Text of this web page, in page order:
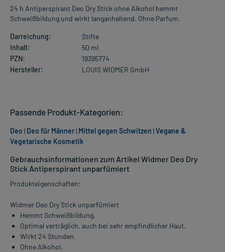
24 h Antiperspirant Deo Dry Stick ohne Alkohol hemmt
Schweißbildung und wirkt langanhaltend. Ohne Parfum.
Darreichung:
Stifte
Inhalt:
50 ml
PZN:
19395774
Hersteller:
LOUIS WIDMER GmbH
Gebrauchsinformationen zum Artikel Widmer Deo Dry
Stick Antiperspirant unparfümiert
Produkteigenschaften:
Widmer Deo Dry Stick unparfümiert
Hemmt Schweißbildung.
Optimal verträglich, auch bei sehr empfindlicher Haut.
Wirkt 24 Stunden.
Ohne Alkohol.
Passende Produkt-Kategorien:
Deo | Deo für Männer| Mittel gegen Schwitzen |Vegane &
Vegetarische Kosmetik